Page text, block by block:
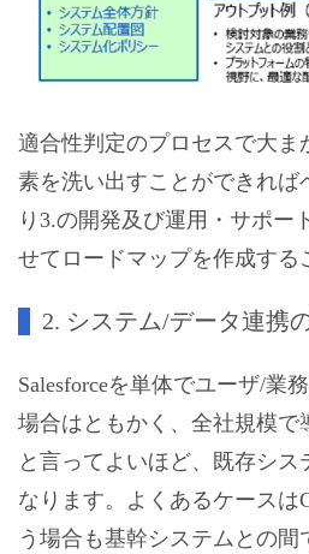
適合性判定のプロセスで大ま
素を洗い出すことができれば
り3.の開発及び運用・サポー
せてロードマップを作成する
2. システム/データ連携
Salesforceを単体でユーザ/業
場合はともかく、全社規模で
と言ってよいほど、既存シ
なります。よくあるケースは
う場合も基幹システムとの